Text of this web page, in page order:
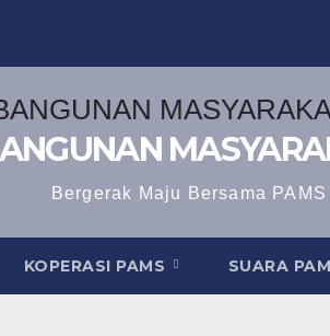
Bergerak Maju Bersama PAMS
KOPERASI PAMS SUARA